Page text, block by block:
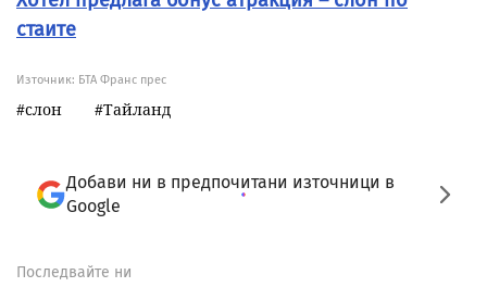
стаите
Източник: БТА Франс прес
слон Тайланд
Добави ни в предпочитани източници в
Google
Последвайте ни